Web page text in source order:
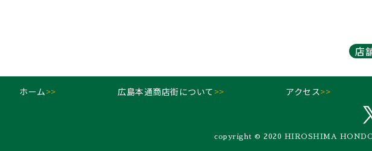
店
ホーム>> 広島本通商店街について >> アクセス>>
copyright © 2020 HIROSHIMA